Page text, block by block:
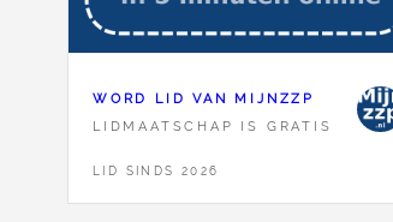
WORD LID VAN MIJNZZP
LIDMAATSCHAP IS GRATIS
LID SINDS 2026